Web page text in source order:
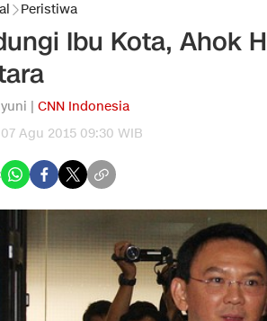
Peristiwa
Ibu Kota, Ahok
| CNN Indonesia
Agu 2015 09:30 WIB